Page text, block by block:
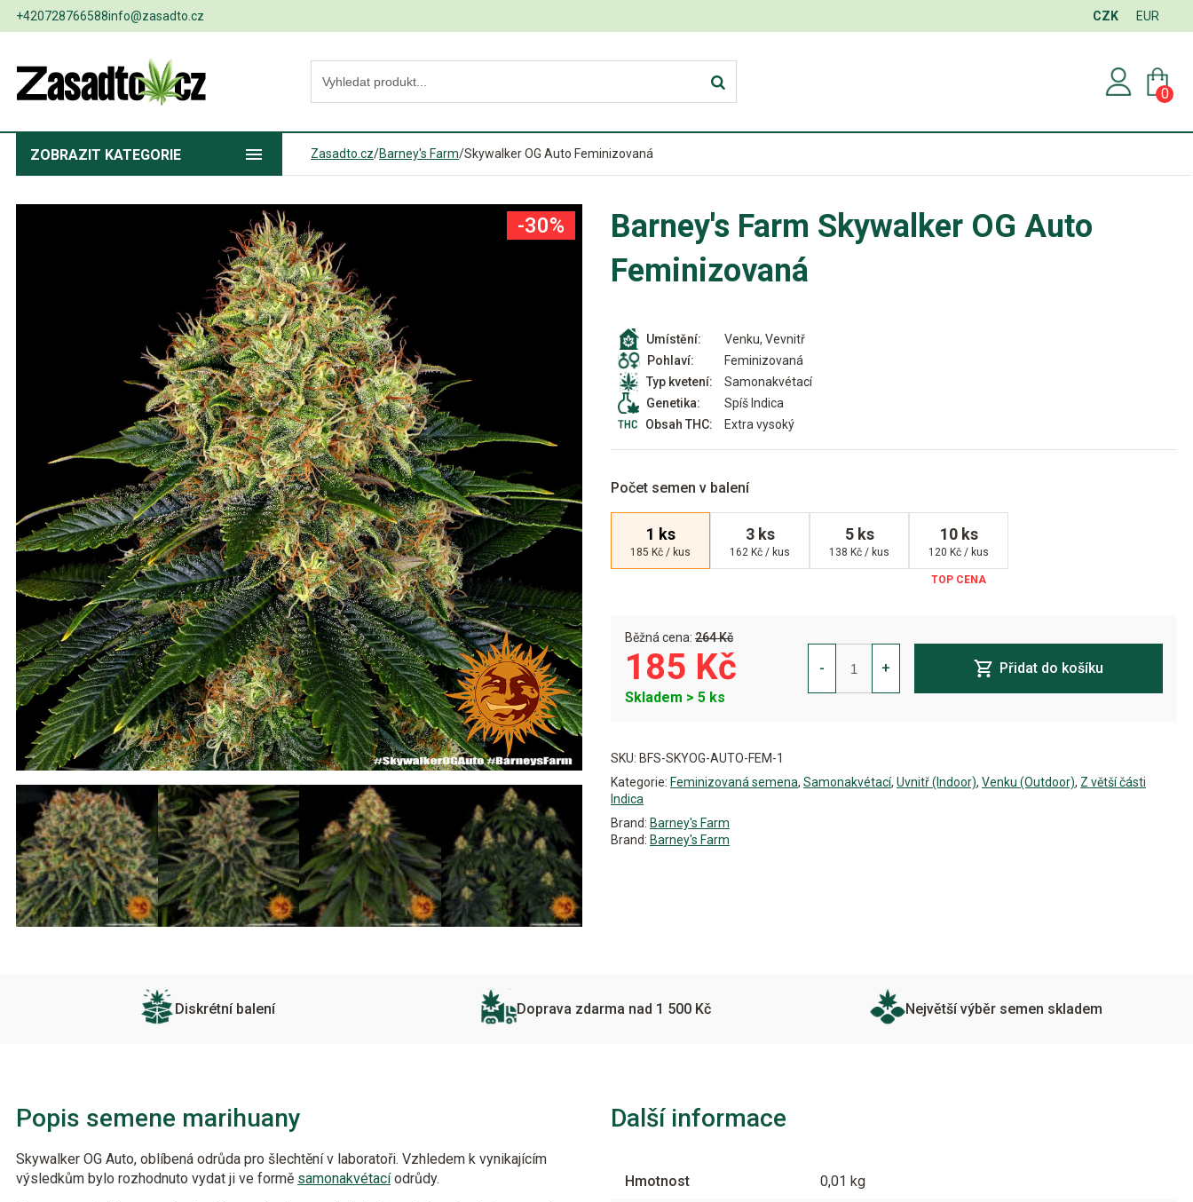
+420728766588info@zasadto.cz CZK EUR
0
ZOBRAZIT KATEGORIE Zasadto.cz/Barney's Farm/Skywalker OG Auto Feminizovaná
Barney's Farm Skywalker OG Auto
Feminizovaná
Umístění:
Venku, Vevnitř
Pohlaví:
Feminizovaná
Typ kvetení:
Samonakvétací
Genetika:
Spíš Indica
Obsah THC:
Extra vysoký
Počet semen v balení
1 ks
185 Kč / kus
3 ks
162 Kč / kus
5 ks
138 Kč / kus
10 ks
120 Kč / kus
Běžná cena: 264 Kč
-30%
185 Kč
Skladem > 5 ks
-
Skywalker
OG
Auto
Feminizovaná
+ Přidat do košíku
SKU: BFS-SKYOG-AUTO-FEM-1
Kategorie: Feminizovaná semena, Samonakvétací, Uvnitř (Indoor), Venku (Outdoor), Z větší části
Indica
Brand: Barney's Farm
Brand: Barney's Farm
Diskrétní balení Doprava zdarma nad 1 500 Kč Největší výběr semen skladem
Popis semene marihuany
Skywalker OG Auto, oblíbená odrůda pro šlechtění v laboratoři. Vzhledem k vynikajícím
výsledkům bylo rozhodnuto vydat ji ve formě samonakvétacíodrůdy.
Další informace
Hmotnost 0,01 kg